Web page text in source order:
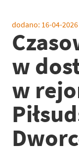
dodano: 16-04-2026
w
w